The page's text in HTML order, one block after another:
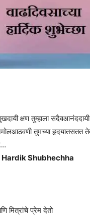
क्षण तुम्हाला सदैवआनंददायी
तुमच्या हृदयातसतत
Shubhechha
मित्रांचे प्रेम देतो